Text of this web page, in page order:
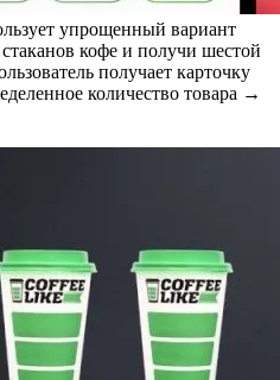
упрощенный вариант
кофе и получи шестой
получает карточку
количество товара →